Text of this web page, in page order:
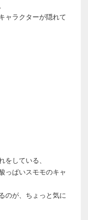
ャラクターが隠れて
をしている、
っぱいスモモのキャ
のが、ちょっと気に